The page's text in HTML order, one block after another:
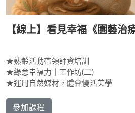
【線上】看見幸福《園藝治
★熟齡活動帶領師資培訓
★綠意幸福力｜工作坊(二)
★運用自然媒材，體會慢活美學
參加課程